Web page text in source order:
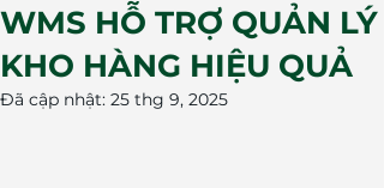
WMS HỖ TRỢ QUẢN LÝ
KHO HÀNG HIỆU QUẢ
Đã cập nhật: 25 thg 9, 2025